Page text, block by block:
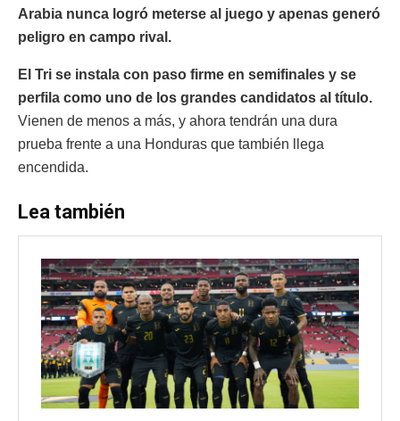
Arabia nunca logró meterse al juego y apenas generó
peligro en campo rival.
El Tri se instala con paso firme en semifinales y se
perfila como uno de los grandes candidatos al título.
Vienen de menos a más, y ahora tendrán una dura
prueba frente a una Honduras que también llega
encendida.
Lea también